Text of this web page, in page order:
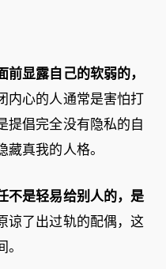
显露自己的软弱的，
内心的人通常是害怕打
提倡完全没有隐私的自
真我的人格。
不是轻易给别人的，是
谅了出过轨的配偶，这